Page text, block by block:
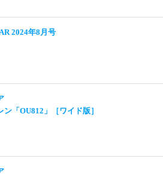
2024年8月号
ン「OU812」［ワイド版］